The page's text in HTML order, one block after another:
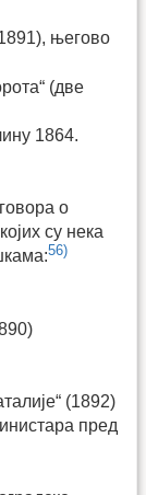
његово
(две
1864.
о
су нека
56)
(1892)
пред